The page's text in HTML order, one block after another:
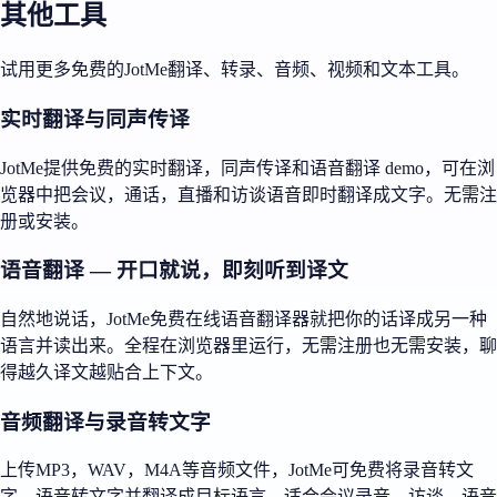
其他工具
试用更多免费的JotMe翻译、转录、音频、视频和文本工具。
实时翻译与同声传译
JotMe提供免费的实时翻译，同声传译和语音翻译 demo，可在浏
览器中把会议，通话，直播和访谈语音即时翻译成文字。无需注
册或安装。
语音翻译 — 开口就说，即刻听到译文
自然地说话，JotMe免费在线语音翻译器就把你的话译成另一种
语言并读出来。全程在浏览器里运行，无需注册也无需安装，聊
得越久译文越贴合上下文。
音频翻译与录音转文字
上传MP3，WAV，M4A等音频文件，JotMe可免费将录音转文